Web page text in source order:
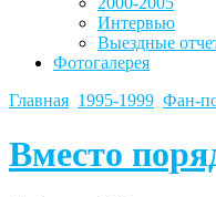
Интервью
Выездные
Фотогалерея
Главная 1995-1999 Фан-
Вместо